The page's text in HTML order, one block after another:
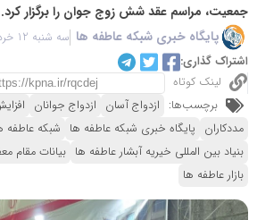
جمعیت، مراسم عقد شش زوج جوان را برگزار کرد.
پایگاه خبری شبکه عاطفه ها سه شنبه 12 خرداد 1405 - 21:16
اشتراک گذاری:
لینک کوتاه
برچسب‌ها: ازدواج آسان ازدواج جوانان
مددکاران پایگاه خبری شبکه عاطفه ها
شبکه عاطفه
بنیاد بین المللی خیریه آبشار عاطفه ها بیانات مقام
بازار عاطفه ها